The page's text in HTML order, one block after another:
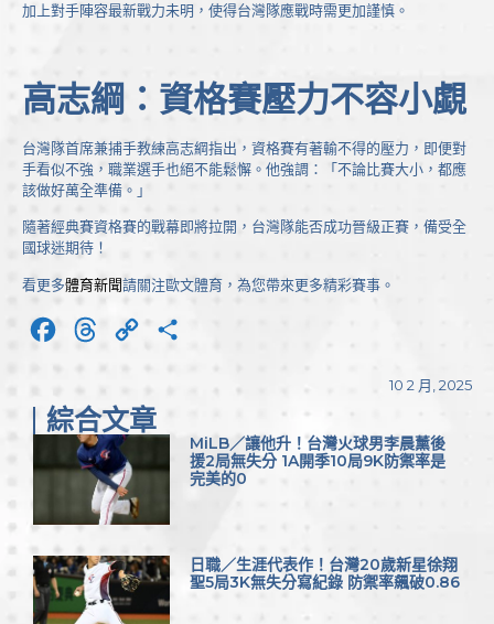
加上對手陣容最新戰力未明，使得台灣隊應戰時需更加謹慎。
高志綱：資格賽壓力不容小覷
台灣隊首席兼捕手教練高志綱指出，資格賽有著輸不得的壓力，即便對
手看似不強，職業選手也絕不能鬆懈。他強調：「不論比賽大小，都應
該做好萬全準備。」
隨著經典賽資格賽的戰幕即將拉開，台灣隊能否成功晉級正賽，備受全
國球迷期待！
看更多體育新聞請關注歐文體育，為您帶來更多精彩賽事。
FacebookThreads
Copy
10 2 月, 2025
綜合文章
MiLB／讓他升！台灣火球男李晨薰後
援2局無失分 1A開季10局9K防禦率是
完美的0
日職／生涯代表作！台灣20歲新星徐翔
聖5局3K無失分寫紀錄 防禦率飆破0.86